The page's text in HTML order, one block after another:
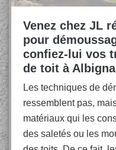
Venez chez JL
pour
confiez-lui vos
de toit à
Les techniques de
ressemblent pas,
matériaux qui les
des saletés ou les